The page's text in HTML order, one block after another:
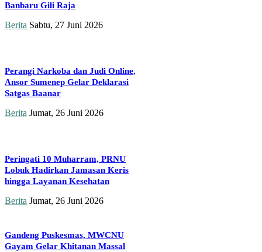
Banbaru Gili Raja
Berita Sabtu, 27 Juni 2026
Perangi Narkoba dan Judi Online,
Ansor Sumenep Gelar Deklarasi
Satgas Baanar
Berita Jumat, 26 Juni 2026
Peringati 10 Muharram, PRNU
Lobuk Hadirkan Jamasan Keris
hingga Layanan Kesehatan
Berita Jumat, 26 Juni 2026
Gandeng Puskesmas, MWCNU
Gayam Gelar Khitanan Massal